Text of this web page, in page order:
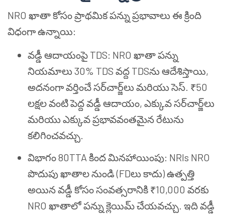
NRO ఖాతా కోసం ప్రాథమిక పన్ను ప్రభావాలు ఈ క్రింది
విధంగా ఉన్నాయి:
వడ్డీ ఆదాయంపై TDS: NRO ఖాతా పన్ను
నియమాలు 30% TDS వద్ద TDSను ఆదేశిస్తాయి,
అదనంగా వర్తించే సర్‌చార్జ్‌లు మరియు సెస్. ₹50
లక్షల వంటి పెద్ద వడ్డీ ఆదాయం, ఎక్కువ సర్‌చార్జ్‌లు
మరియు ఎక్కువ ప్రభావవంతమైన రేటును
కలిగించవచ్చు.
విభాగం 80TTA కింద మినహాయింపు: NRIs NRO
పొదుపు ఖాతాల నుండి (FDలు కాదు) ఉత్పత్తి
అయిన వడ్డీ కోసం సంవత్సరానికి ₹10,000 వరకు
NRO ఖాతాలో పన్ను క్లెయిమ్ చేయవచ్చు. ఇది వడ్డీ